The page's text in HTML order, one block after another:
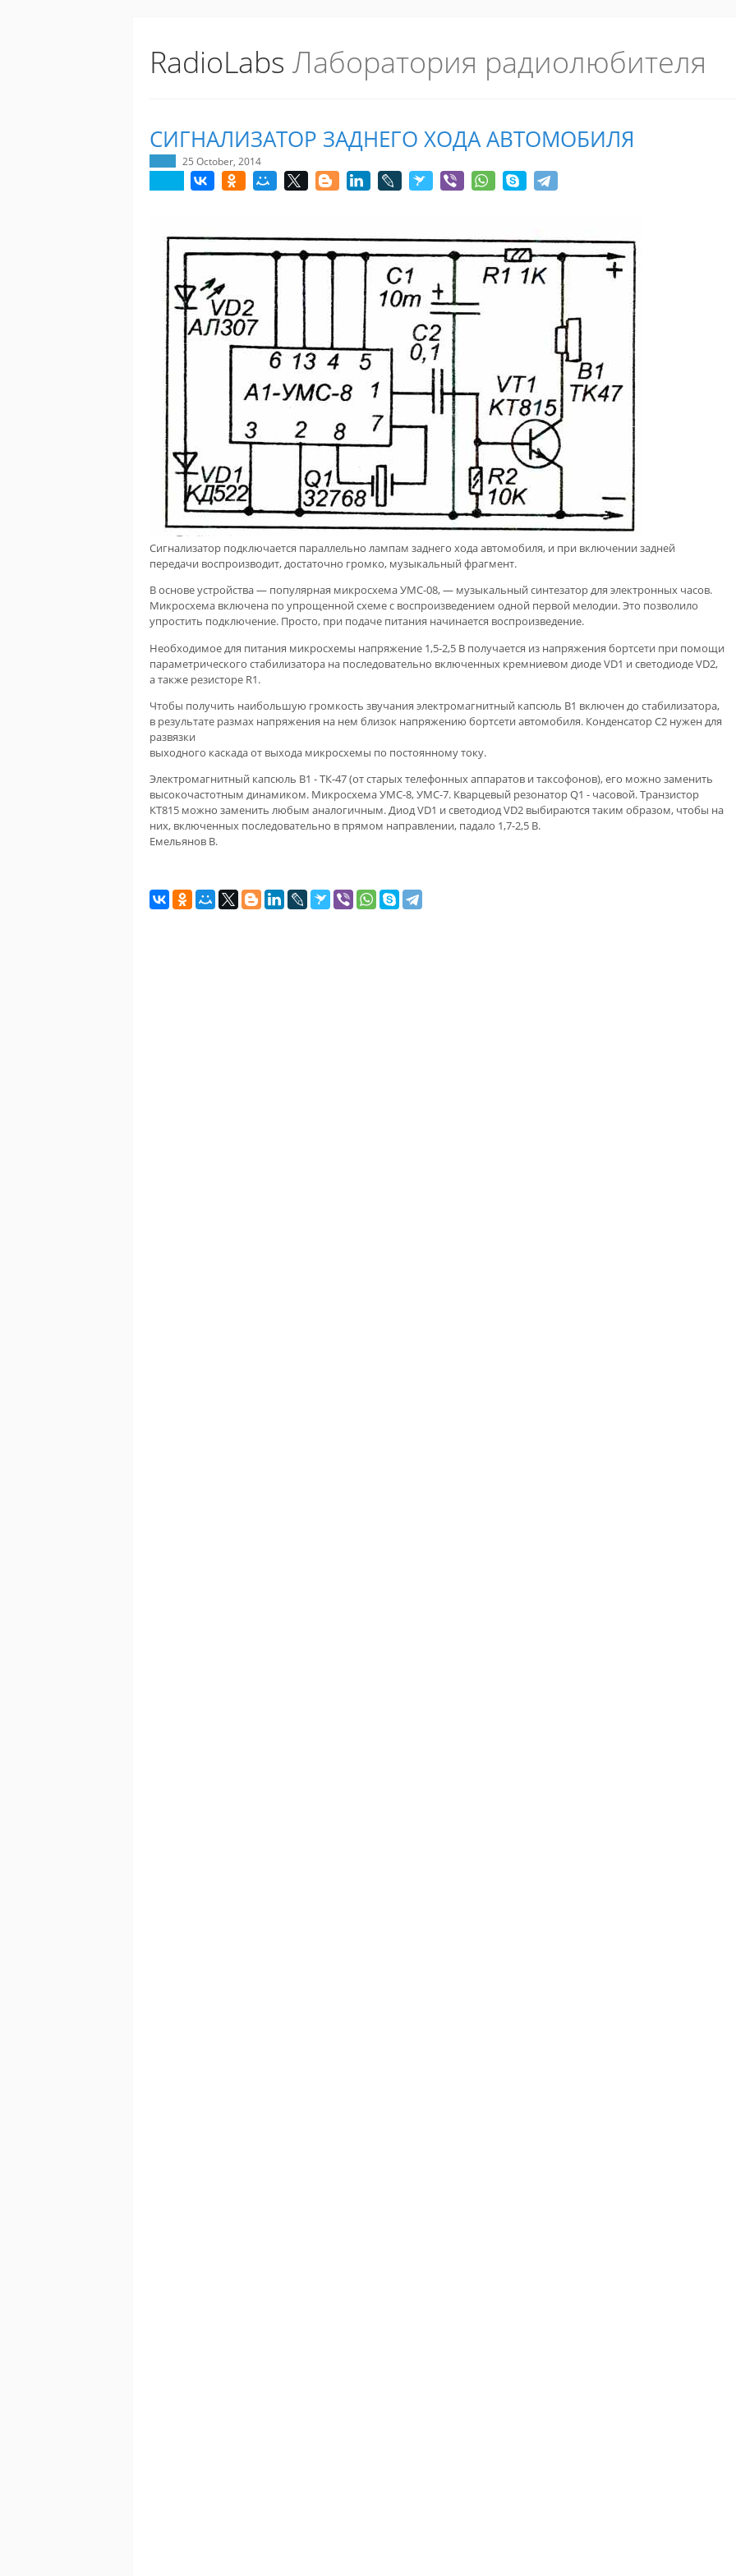
RadioLabs Лаборатория радиолюбителя
СИГНАЛИЗАТОР ЗАДНЕГО ХОДА АВТОМОБИЛЯ
25 October, 2014
Сигнализатор подключается параллельно лампам заднего хода автомобиля, и при включении задней
передачи воспроизводит, достаточно громко, музыкальный фрагмент.
В основе устройства — популярная микросхема УМС-08, — музыкальный синтезатор для электронных часов.
Микросхема включена по упрощенной схеме с воспроизведением одной первой мелодии. Это позволило
упростить подключение. Просто, при подаче питания начинается воспроизведение.
Необходимое для питания микросхемы напряжение 1,5-2,5 В получается из напряжения бортсети при помощи
параметрического стабилизатора на последовательно включенных кремниевом диоде VD1 и светодиоде VD2,
а также резисторе R1.
Чтобы получить наибольшую громкость звучания электромагнитный капсюль В1 включен до стабилизатора,
в результате размах напряжения на нем близок напряжению бортсети автомобиля. Конденсатор С2 нужен для
развязки
выходного каскада от выхода микросхемы по постоянному току.
Электромагнитный капсюль В1 - ТК-47 (от старых телефонных аппаратов и таксофонов), его можно заменить
высокочастотным динамиком. Микросхема УМС-8, УМС-7. Кварцевый резонатор Q1 - часовой. Транзистор
КТ815 можно заменить любым аналогичным. Диод VD1 и светодиод VD2 выбираются таким образом, чтобы на
них, включенных последовательно в прямом направлении, падало 1,7-2,5 В.
Емельянов В.